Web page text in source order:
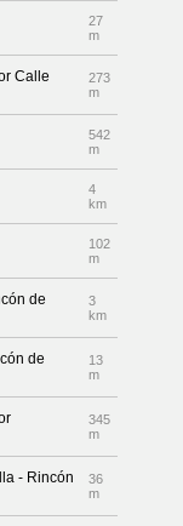
27
m
Calle
273
m
542
m
4
km
102
m
de
3
km
de
13
m
345
m
- Rincón
36
m